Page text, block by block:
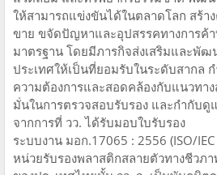
ให้สามารถแข่งขันได้ในตลาดโลก สร้า
ขาย ขจัดปัญหาและอุปสรรคทางการค้
มาตรฐาน โดยมีภารกิจส่งเสริมและพั
ประเทศให้เป็นที่ยอมรับในระดับสากล
ความต้องการและสอดคล้องกับแนวทาง
มั่นในการตรวจสอบรับรอง และกำกับ
จากการที่ วว. ได้รับมอบใบรับรอง
ระบบงาน มอก.17065 : 2556 (ISO/
หน่วยรับรองพลาสติกสลายตัวทางชีวภ